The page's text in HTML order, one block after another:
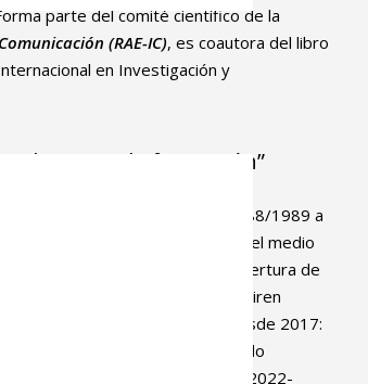
orma parte del comité científico de la
(RAE-IC), es coautora del libro
en Investigación y
en la formación”
se puso en marcha en el curso 1988/1989 a
del País Vasco (UPV/EHU) y el medio
. Durante la apertura de
del Gobierno vasco, Miren
de Educación persigue desde 2017:
una primera etapa que ha dado
Vasca Universidad Empresa 2022-